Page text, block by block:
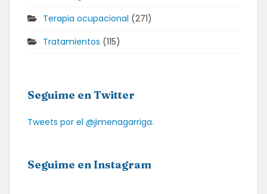
Terapia ocupacional (271)
Tratamientos (115)
Seguime en Twitter
Tweets por el @jimenagarriga.
Seguime en Instagram